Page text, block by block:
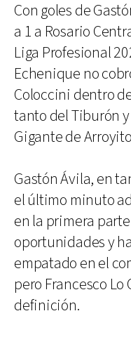
Con goles de
a 1 a Rosario
Liga Profesional
Echenique no
Coloccini dentro
tanto del Tiburón
Gigante de
Gastón Ávila, en
el último minuto
en la primera
oportunidades y
empatado en el
pero Francesco Lo
definición.